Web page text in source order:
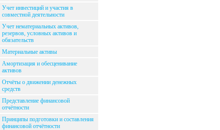
Учет инвестиций и участия в
совместной деятельности
Учет нематериальных активов,
резервов, условных активов и
обязательств
Материальные активы
Амортизация и обесценивание
активов
Отчёты о движении денежных
средств
Представление финансовой
отчётности
Принципы подготовки и составления
финансовой отчётности